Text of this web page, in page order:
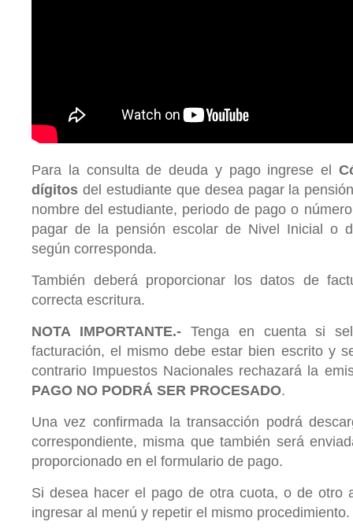
Para la consulta de deuda y pago ingrese el
dígitos del estudiante que desea pagar la
nombre del estudiante, periodo de pago o
pagar de la pensión escolar de Nivel Inicial o
según corresponda.
También deberá proporcionar los datos de
correcta escritura.
NOTA IMPORTANTE.- Tenga en cuenta si
facturación, el mismo debe estar bien escrito y
contrario Impuestos Nacionales rechazará la
PAGO NO PODRÁ SER PROCESADO.
Una vez confirmada la transacción podrá
correspondiente, misma que también será
proporcionado en el formulario de pago.
Si desea hacer el pago de otra cuota, o de otro
ingresar al menú y repetir el mismo procedimiento.